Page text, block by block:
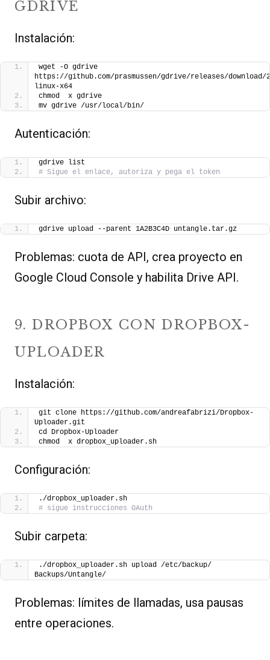
GDRIVE
Instalación:
wget -O gdrive
https://github.com/prasmussen/gdrive/releases/download/
linux-x64
chmod  x gdrive
mv gdrive /usr/local/bin/
Autenticación:
gdrive list
# Sigue el enlace, autoriza y pega el token
Subir archivo:
gdrive upload --parent 1A2B3C4D untangle.tar.gz
Problemas: cuota de API, crea proyecto en
Google Cloud Console y habilita Drive API.
9. DROPBOX CON DROPBOX-
UPLOADER
Instalación:
git clone https://github.com/andreafabrizi/Dropbox-
Uploader.git
cd Dropbox-Uploader
chmod  x dropbox_uploader.sh
Configuración:
./dropbox_uploader.sh
# sigue instrucciones OAuth
Subir carpeta:
./dropbox_uploader.sh upload /etc/backup/
Backups/Untangle/
Problemas: límites de llamadas, usa pausas
entre operaciones.